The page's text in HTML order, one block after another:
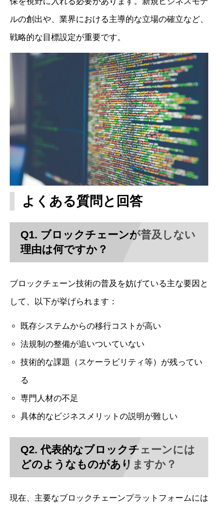
ルの創出や、業界における主導的な立場の確立など、
戦略的な目標設定が重要です。
よくある質問と回答
Q1. ブロックチェーンが普及しない
理由は何ですか？
ブロックチェーン技術の普及を妨げている主な要因と
して、以下が挙げられます：
既存システムからの移行コストが高い
法規制の整備が追いついていない
技術的な課題（スケーラビリティ等）が残ってい
る
専門人材の不足
具体的なビジネスメリットの説明が難しい
Q2. 代表的なブロックチェーンには
どのようなものがありますか？
現在、主要なブロックチェーンプラットフォームには